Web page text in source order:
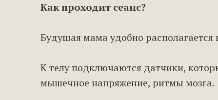
Как проходит сеанс?
Будущая мама удобно располагается
К телу подключаются датчики,
мышечное напряжение, ритмы мозга.